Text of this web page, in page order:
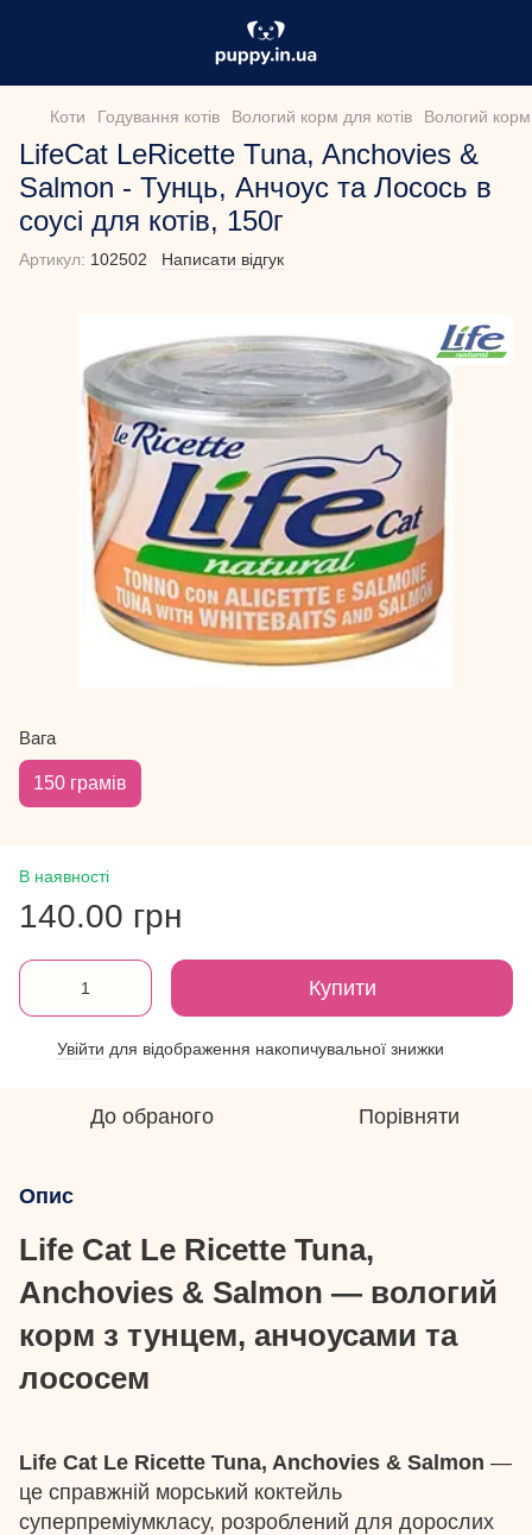
Коти Годування котів Вологий корм для котів Вологий
LifeCat LeRicette Tuna, Anchovies &
Salmon - Тунць, Анчоус та Лосось в
соусі для котів, 150г
Артикул: 102502 Написати відгук
Вага
150 грамів
В наявності
140.00 грн
Купити
Увійти для відображення накопичувальної знижки
До обраного Порівняти
Опис
Life Cat Le Ricette Tuna,
Anchovies & Salmon — вологий
корм з тунцем, анчоусами та
лососем
Life Cat Le Ricette Tuna, Anchovies & Salmon —
це справжній морський коктейль
суперпреміумкласу, розроблений для дорослих